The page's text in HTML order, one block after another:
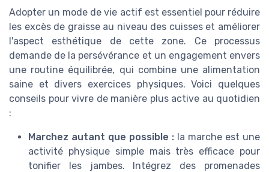
Adopter un mode de vie actif est essentiel pour réduire
les excès de graisse au niveau des cuisses et améliorer
l'aspect esthétique de cette zone. Ce processus
demande de la persévérance et un engagement envers
une routine équilibrée, qui combine une alimentation
saine et divers exercices physiques. Voici quelques
conseils pour vivre de manière plus active au quotidien
:
Marchez autant que possible : la marche est une
activité physique simple mais très efficace pour
tonifier les jambes. Intégrez des promenades